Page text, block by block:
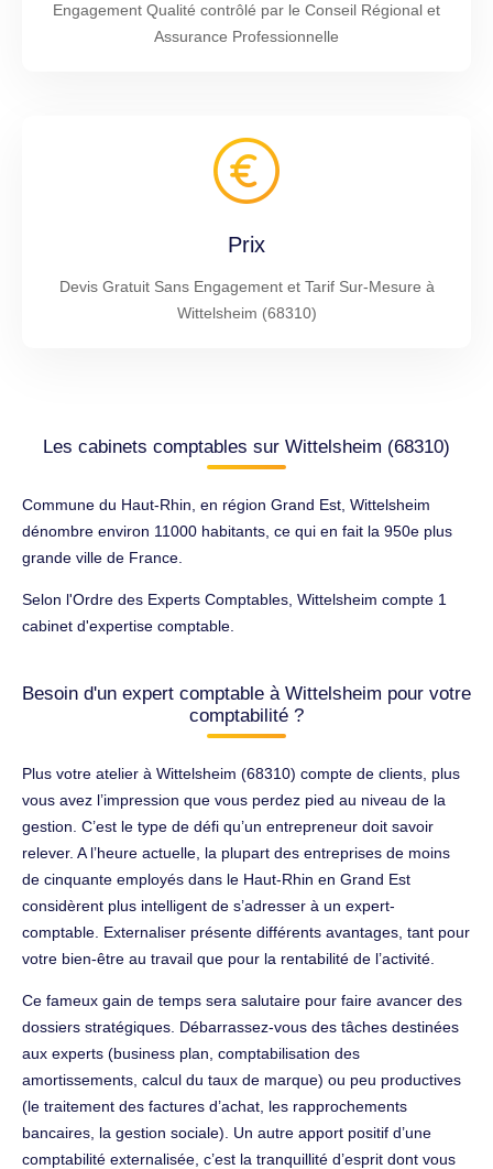
Engagement Qualité contrôlé par le Conseil Régional et
Assurance Professionnelle
Prix
Devis Gratuit Sans Engagement et Tarif Sur-Mesure à
Wittelsheim (68310)
Les cabinets comptables sur Wittelsheim (68310)
Commune du Haut-Rhin, en région Grand Est, Wittelsheim
dénombre environ 11000 habitants, ce qui en fait la 950e plus
grande ville de France.
Selon l'Ordre des Experts Comptables, Wittelsheim compte 1
cabinet d'expertise comptable.
Besoin d'un expert comptable à Wittelsheim pour votre
comptabilité ?
Plus votre atelier à Wittelsheim (68310) compte de clients, plus
vous avez l’impression que vous perdez pied au niveau de la
gestion. C’est le type de défi qu’un entrepreneur doit savoir
relever. A l’heure actuelle, la plupart des entreprises de moins
de cinquante employés dans le Haut-Rhin en Grand Est
considèrent plus intelligent de s’adresser à un expert-
comptable. Externaliser présente différents avantages, tant pour
votre bien-être au travail que pour la rentabilité de l’activité.
Ce fameux gain de temps sera salutaire pour faire avancer des
dossiers stratégiques. Débarrassez-vous des tâches destinées
aux experts (business plan, comptabilisation des
amortissements, calcul du taux de marque) ou peu productives
(le traitement des factures d’achat, les rapprochements
bancaires, la gestion sociale). Un autre apport positif d’une
comptabilité externalisée, c’est la tranquillité d’esprit dont vous